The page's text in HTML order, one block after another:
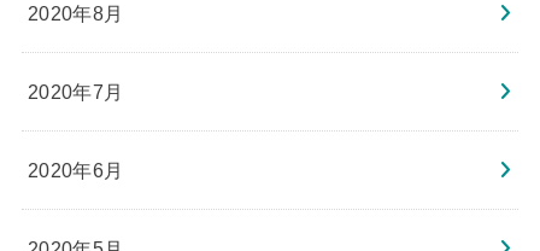
2020年8月
2020年7月
2020年6月